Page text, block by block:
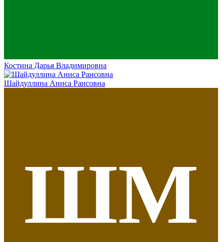
Костина Дарья Владимировна
Шайдуллина Аниса Раисовна
ШМ